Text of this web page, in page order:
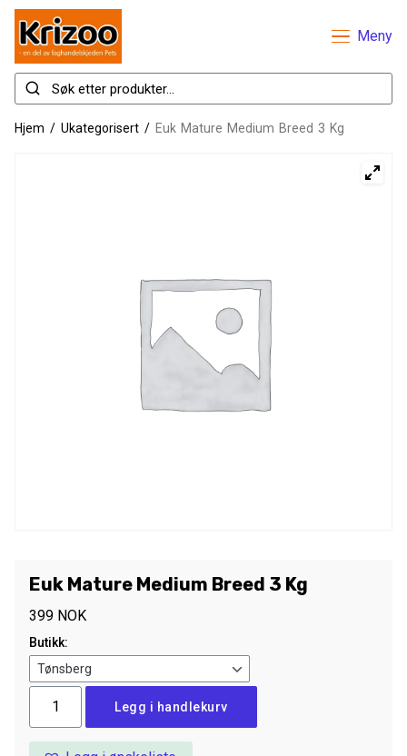
Meny
Hjem / Ukategorisert / Euk Mature Medium Breed 3 Kg
Euk Mature Medium Breed 3 Kg
399 NOK
Butikk:
Mature
Medium
Legg i handlekurv